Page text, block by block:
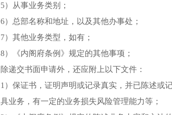
）从事业务类别；
）总部名称和地址，以及其他办事处；
）其他业务类型，如有；
）《内阁府条例》规定的其他事项；
递交书面申请外，还应附上以下文件：
）保证书，证明声明或记录真实，并已陈述或
业务，有一定的业务损失风险管理能力等；